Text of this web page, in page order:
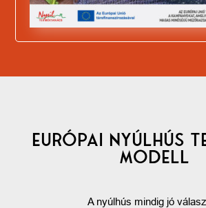
EURÓPAI NYÚLHÚS
MODELL
A nyúlhús mindig jó